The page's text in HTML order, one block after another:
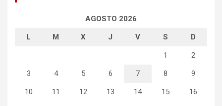
AGOSTO 2026
L M X J V S D
1 2
3 4 5 6 7 8 9
10 11 12 13 14 15 16